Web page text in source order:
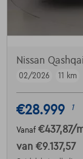
Nissan Qashqai
02/2026
11 km
€28.999 1
Vanaf €437,87/
van €9.137,57